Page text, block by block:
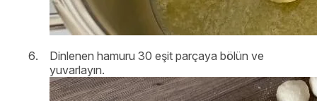
Dinlenen hamuru 30 eşit parçaya bölün ve
yuvarlayın.